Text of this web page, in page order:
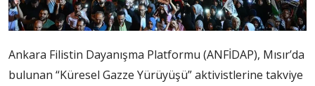
Ankara Filistin Dayanışma Platformu (ANFİDAP), Mısır’da
bulunan “Küresel Gazze Yürüyüşü” aktivistlerine takviye